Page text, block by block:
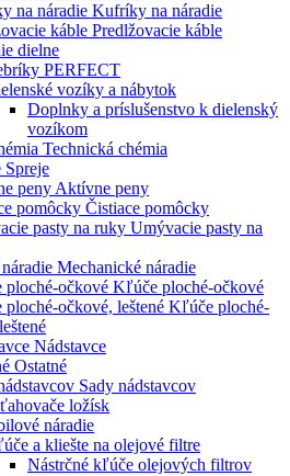
Kufríky na náradie
Predlžovacie káble
dielne
PERFECT
vozíky a nábytok
Doplnky a príslušenstvo k dielenský
vozíkom
Technická chémia
Spreje
Aktívne peny
Čistiace pomôcky
Umývacie pasty na
Mechanické náradie
Kľúče ploché-očkové
Kľúče ploché-
Nádstavce
Ostatné
Sady nádstavcov
ložísk
náradie
a kliešte na olejové filtre
Nástrčné kľúče olejových filtrov